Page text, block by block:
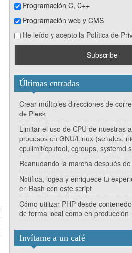
Programación C, C++
Programación web y CMS
He leído y acepto la Política de
Últimas entradas
Crear múltiples direcciones de
de Plesk
Limitar el uso de CPU de nuestras
procesos en GNU/Linux (señales,
cpulimit/cputool, cgroups, systemd
Reanudando la marcha después
Notifica, logea y enriquece tu
en Bash con este script
Cómo utilizar PHP desde
de forma local como en producción
Invítame a un café